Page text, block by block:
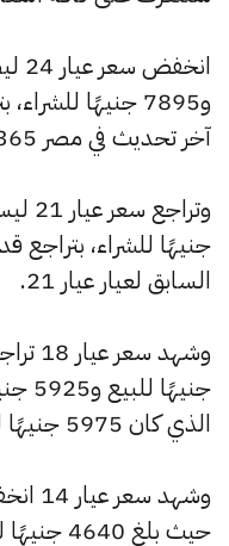
آخر تحديث في مصر 365.
السابق لعيار عيار 21.
الذي كان 5975 جنيهًا للبيع و5930 جنيهًا للشراء.
وشهد